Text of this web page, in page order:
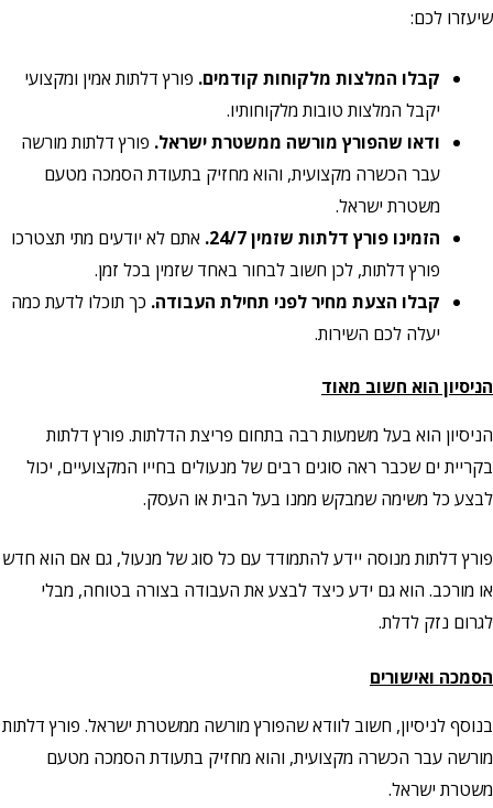
שיעזרו לכם:
קבלו המלצות מלקוחות קודמים. פורץ דלתות אמין ומקצועי
יקבל המלצות טובות מלקוחותיו.
ודאו שהפורץ מורשה ממשטרת ישראל. פורץ דלתות מורשה
עבר הכשרה מקצועית, והוא מחזיק בתעודת הסמכה מטעם
משטרת ישראל.
הזמינו פורץ דלתות שזמין 24/7.
אתם לא יודעים מתי תצטרכו
פורץ דלתות, לכן חשוב לבחור באחד שזמין בכל זמן.
קבלו הצעת מחיר לפני תחילת העבודה. כך תוכלו לדעת כמה
יעלה לכם השירות.
הניסיון הוא חשוב מאוד
הניסיון הוא בעל משמעות רבה בתחום פריצת הדלתות. פורץ דלתות
בקריית ים שכבר ראה סוגים רבים של מנעולים בחייו המקצועיים, יכול
לבצע כל משימה שמבקש ממנו בעל הבית או העסק.
פורץ דלתות מנוסה יידע להתמודד עם כל סוג של מנעול, גם אם הוא חדש
או מורכב. הוא גם ידע כיצד לבצע את העבודה בצורה בטוחה, מבלי
לגרום נזק לדלת.
הסמכה ואישורים
בנוסף לניסיון, חשוב לוודא שהפורץ מורשה ממשטרת ישראל. פורץ דלתות
מורשה עבר הכשרה מקצועית, והוא מחזיק בתעודת הסמכה מטעם
משטרת ישראל.